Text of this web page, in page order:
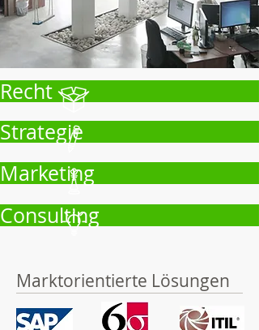
Recht
Strategie
Marketing
Consulting
Marktorientierte Lösungen